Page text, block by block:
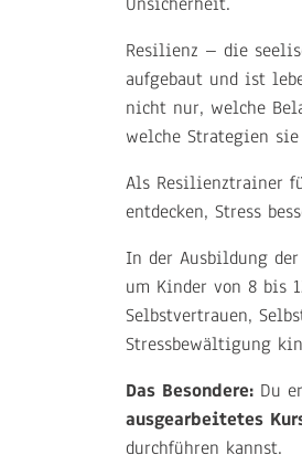
Resilienz – die
aufgebaut und ist
nicht nur, welche
welche Strategien
Als Resilienztrainer
entdecken, Stress
In der Ausbildung
um Kinder von 8 bis
Selbstvertrauen,
Stressbewältigung
Das Besondere: Du
ausgearbeitetes
durchführen kannst.